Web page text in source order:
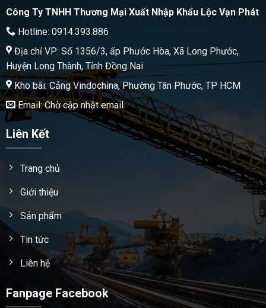
Công Ty TNHH Thương Mại Xuất Nhập Khẩu Lộc Vạn Phát
Hotline: 0914.393.886
Địa chỉ VP: Số 1356/3, ấp Phước Hòa, Xã Long Phước,
Huyện Long Thành, Tỉnh Đồng Nai
Kho bãi: Cảng Vindochina, Phường Tân Phước, TP HCM
Email: Chờ cập nhật email
Liên Kết
Trang chủ
Giới thiệu
Sản phẩm
Tin tức
Liên hệ
Fanpage Facebook